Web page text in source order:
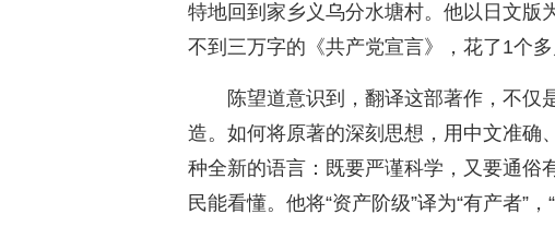
特地回到家乡义乌分水塘村。他以日文版
不到三万字的《共产党宣言》，花了1个多
陈望道意识到，翻译这部著作，不仅
造。如何将原著的深刻思想，用中文准确
种全新的语言：既要严谨科学，又要通俗
民能看懂。他将“资产阶级”译为“有产者”